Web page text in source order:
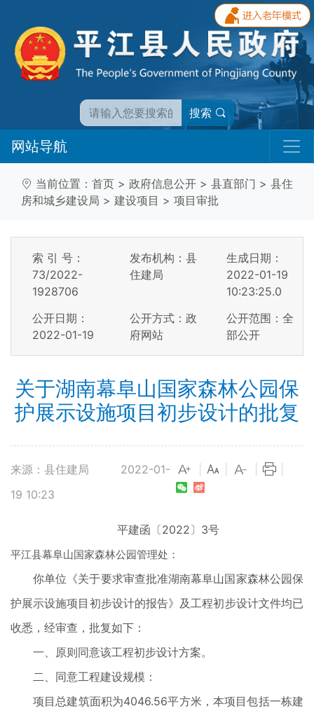
搜索
网站导航
当前位置： 首页 > 政府信息公开 > 县直部门 > 县住
房和城乡建设局 > 建设项目 > 项目审批
索 引 号：
73/2022-
1928706
发布机构：县
住建局
生成日期：
2022-01-19
10:23:25.0
公开日期：
2022-01-19
公开方式：政
府网站
公开范围：全
部公开
关于湖南幕阜山国家森林公园保
护展示设施项目初步设计的批复
来源：县住建局
2022-01-
19 10:23
平建函〔2022〕3号
平江县幕阜山国家森林公园管理处：
你单位《关于要求审查批准湖南幕阜山国家森林公园保
护展示设施项目初步设计的报告》及工程初步设计文件均已
收悉，经审查，批复如下：
一、原则同意该工程初步设计方案。
二、同意工程建设规模：
项目总建筑面积为4046.56平方米，本项目包括一栋建